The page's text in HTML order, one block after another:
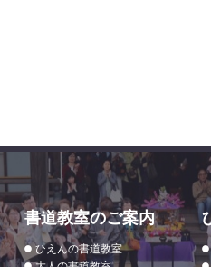
書道教室のご案内
ひえんの書道教室